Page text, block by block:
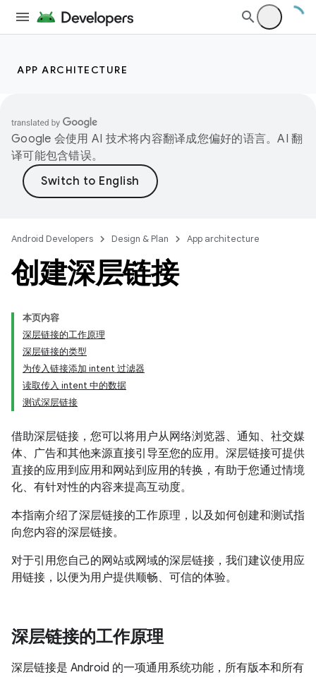
APP ARCHITECTURE
Google 会使用 AI 技术将内容翻译成您偏好的语言。AI 翻
译可能包含错误。
Android Developers Design & Plan App architecture
创建深层链接
本页内容
深层链接的工作原理
深层链接的类型
为传入链接添加 intent 过滤器
读取传入 intent 中的数据
测试深层链接
借助深层链接，您可以将用户从网络浏览器、通知、社交媒
体、广告和其他来源直接引导至您的应用。深层链接可提供
直接的应用到应用和网站到应用的转换，有助于您通过情境
化、有针对性的内容来提高互动度。
本指南介绍了深层链接的工作原理，以及如何创建和测试指
向您内容的深层链接。
对于引用您自己的网站或网域的深层链接，我们建议使用应
用链接，以便为用户提供顺畅、可信的体验。
深层链接的工作原理
深层链接是 Android 的一项通用系统功能，所有版本和所有